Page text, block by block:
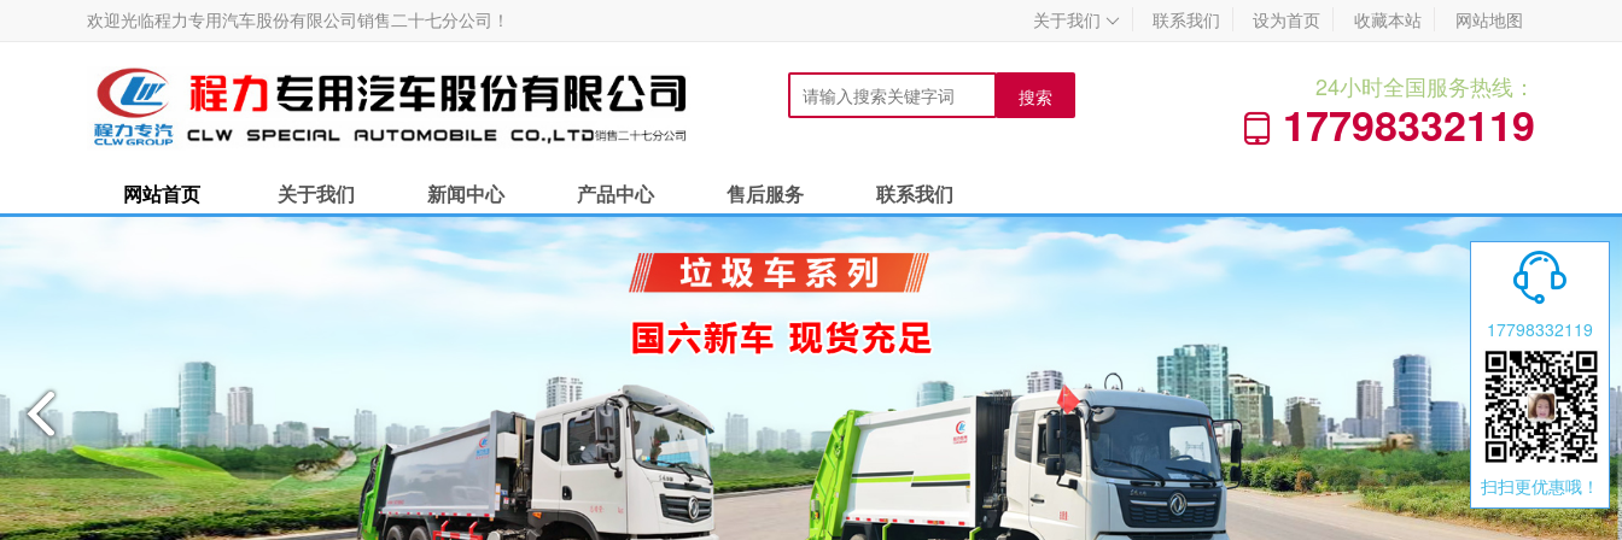
欢迎光临程力专用汽车股份有限公司销售二十七分公司！ 关于我们  联系我们 设为首页 收藏本站 网站地图
搜索
24小时全国服务热线：
 17798332119
网站首页 关于我们 新闻中心 产品中心 售后服务 联系我们

17798332119
扫扫更优惠哦！